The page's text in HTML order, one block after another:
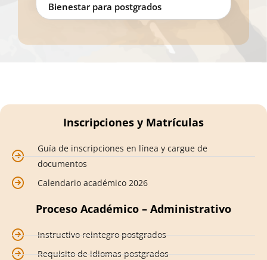
Bienestar para postgrados
Inscripciones y Matrículas
Guía de inscripciones en línea y cargue de
documentos
Calendario académico 2026
Proceso Académico – Administrativo
Instructivo reintegro postgrados
Requisito de idiomas postgrados